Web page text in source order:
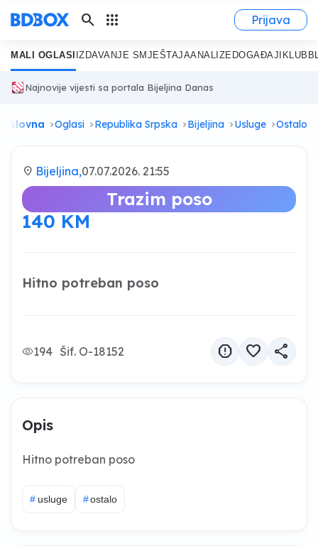
search apps Prijava
MALI OGLASI IZDAVANJE SMJEŠTAJAANALIZE DOGAĐAJI KLUB
Najnovije vijesti sa portala Bijeljina Danas
Oglasi Republika Srpska Bijeljina Usluge Ostalo
location_on Bijeljina,07.07.2026. 21:55
Trazim poso
140 KM
Hitno potreban poso
194 Šif. O-18152 report favorite share
Opis
Hitno potreban poso
# usluge #ostalo